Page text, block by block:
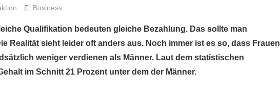
Business
Qualifikation bedeuten gleiche Bezahlung. Das sollte man
Realität sieht leider oft anders aus. Noch immer ist es so, dass Frauen
weniger verdienen als Männer. Laut dem statistischen
im Schnitt 21 Prozent unter dem der Männer.